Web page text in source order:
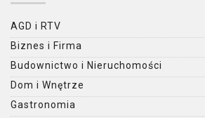
AGD i RTV
Biznes i Firma
Budownictwo i Nieruchomości
Dom i Wnętrze
Gastronomia